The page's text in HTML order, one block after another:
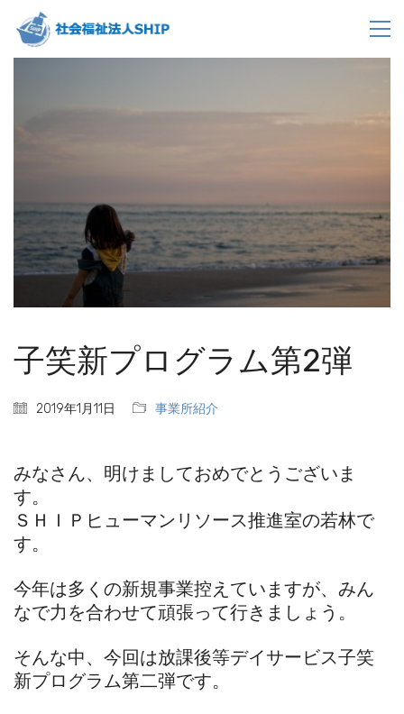
子笑新プログラム第2弾
2019年1月11日 事業所紹介
みなさん、明けましておめでとうございま
す。
ＳＨＩＰヒューマンリソース推進室の若林で
す。
今年は多くの新規事業控えていますが、みん
なで力を合わせて頑張って行きましょう。
そんな中、今回は放課後等デイサービス子笑
新プログラム第二弾です。